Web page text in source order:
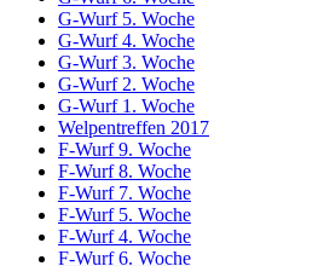
G-Wurf 5. Woche
G-Wurf 4. Woche
G-Wurf 3. Woche
G-Wurf 2. Woche
G-Wurf 1. Woche
Welpentreffen 2017
F-Wurf 9. Woche
F-Wurf 8. Woche
F-Wurf 7. Woche
F-Wurf 5. Woche
F-Wurf 4. Woche
F-Wurf 6. Woche